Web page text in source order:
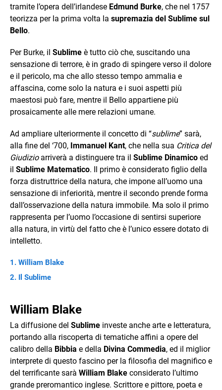
tramite l’opera dell’irlandese Edmund Burke, che nel 1757
teorizza per la prima volta la supremazia del Sublime sul
Bello.
Per Burke, il Sublime è tutto ciò che, suscitando una
sensazione di terrore, è in grado di spingere verso il dolore
e il pericolo, ma che allo stesso tempo ammalia e
affascina, come solo la natura e i suoi aspetti più
maestosi può fare, mentre il Bello appartiene più
prosaicamente alle mere relazioni umane.
Ad ampliare ulteriormente il concetto di “sublime” sarà,
alla fine del ‘700, Immanuel Kant, che nella sua Critica del
Giudizioarriverà a distinguere tra il Sublime Dinamico ed
il Sublime Matematico. Il primo è considerato figlio della
forza distruttrice della natura, che impone all’uomo una
sensazione di inferiorità, mentre il secondo prende forma
dall’osservazione della natura immobile. Ma solo il primo
rappresenta per l’uomo l’occasione di sentirsi superiore
alla natura, in virtù del fatto che è l’unico essere dotato di
intelletto.
William Blake
Il Sublime
William Blake
La diffusione del Sublime investe anche arte e letteratura,
portando alla riscoperta di tematiche affini a opere del
calibro della Bibbia e della Divina Commedia, ed il miglior
interprete di questo fascino per la filosofia del magnifico e
del terrificante sarà William Blake considerato l’ultimo
grande preromantico inglese. Scrittore e pittore, poeta e